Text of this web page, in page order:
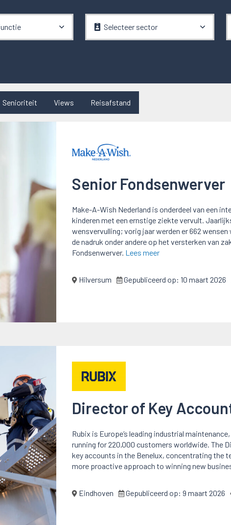
Selecteer sector
Senioriteit Views Reisafstand
Senior Fondsenwerver
Make-A-Wish Nederland is onderdeel van een
kinderen met een ernstige ziekte vervult.
wensvervulling; vorig jaar werden er 662
de nadruk onder andere op het versterken van
Fondsenwerver. Lees meer
Hilversum Gepubliceerd op: 10 maart 2026
Director of Key
Rubix is Europe’s leading industrial
running for 220,000 customers worldwide. The
key accounts in the Benelux, concentrating the
more proactive approach to winning new
Eindhoven Gepubliceerd op: 9 maart 2026